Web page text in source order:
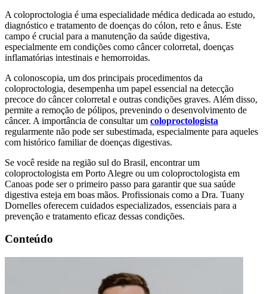
A coloproctologia é uma especialidade médica dedicada ao estudo,
diagnóstico e tratamento de doenças do cólon, reto e ânus. Este
campo é crucial para a manutenção da saúde digestiva,
especialmente em condições como câncer colorretal, doenças
inflamatórias intestinais e hemorroidas.
A colonoscopia, um dos principais procedimentos da
coloproctologia, desempenha um papel essencial na detecção
precoce do câncer colorretal e outras condições graves. Além disso,
permite a remoção de pólipos, prevenindo o desenvolvimento de
câncer. A importância de consultar um coloproctologista
regularmente não pode ser subestimada, especialmente para aqueles
com histórico familiar de doenças digestivas.
Se você reside na região sul do Brasil, encontrar um
coloproctologista em Porto Alegre ou um coloproctologista em
Canoas pode ser o primeiro passo para garantir que sua saúde
digestiva esteja em boas mãos. Profissionais como a Dra. Tuany
Dornelles oferecem cuidados especializados, essenciais para a
prevenção e tratamento eficaz dessas condições.
Conteúdo